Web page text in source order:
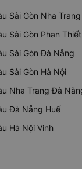
Sài Gòn Nha Trang
Sài Gòn Phan Thiết
Sài Gòn Đà Nẵng
Sài Gòn Hà Nội
Nha Trang Đà
Đà Nẵng Huế
Hà Nội Vinh